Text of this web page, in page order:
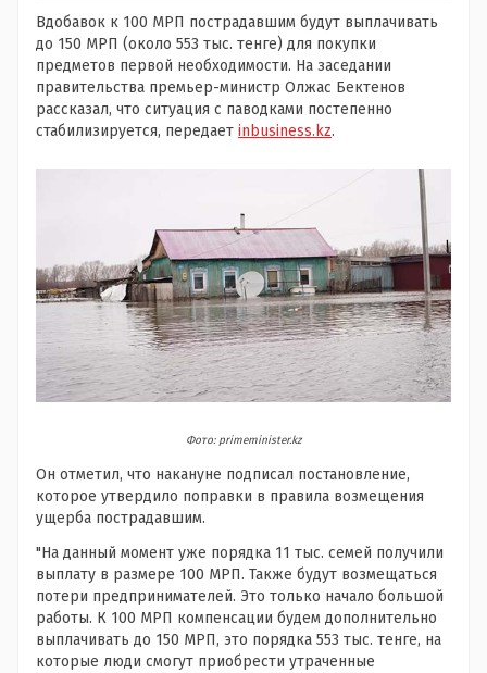
Вдобавок к 100 МРП пострадавшим будут выплачивать
до 150 МРП (около 553 тыс. тенге) для покупки
предметов первой необходимости. На заседании
правительства премьер-министр Олжас Бектенов
рассказал, что ситуация с паводками постепенно
стабилизируется, передает inbusiness.kz.
Фото: primeminister.kz
Он отметил, что накануне подписал постановление,
которое утвердило поправки в правила возмещения
ущерба пострадавшим.
"На данный момент уже порядка 11 тыс. семей получили
выплату в размере 100 МРП. Также будут возмещаться
потери предпринимателей. Это только начало большой
работы. К 100 МРП компенсации будем дополнительно
выплачивать до 150 МРП, это порядка 553 тыс. тенге, на
которые люди смогут приобрести утраченные